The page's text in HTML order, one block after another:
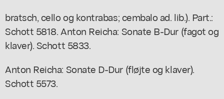
bratsch, cello og kontrabas; cembalo ad. lib.). Part.:
Schott 5818. Anton Reicha: Sonate B-Dur (fagot og
klaver). Schott 5833.
Anton Reicha: Sonate D-Dur (fløjte og klaver).
Schott 5573.